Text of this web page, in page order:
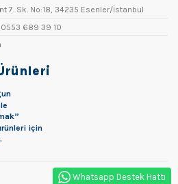
Whatsapp Destek Hattı
7. Sk. No:18, 34235 Esenler/İstanbul
0553 689 39 10
için